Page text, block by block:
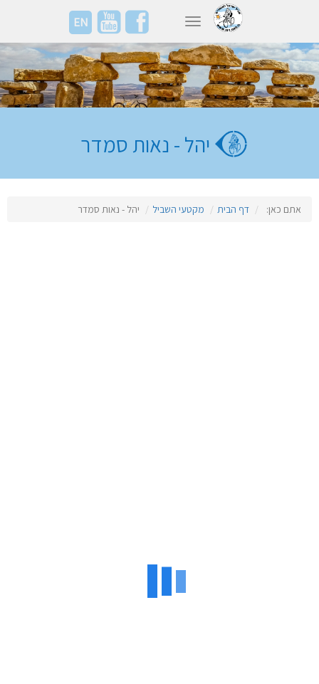
EN Toggle navigation
אתם כאן: דף הבית מקטעי השביל יהל - נאות סמדר
יהל - נאות סמדר